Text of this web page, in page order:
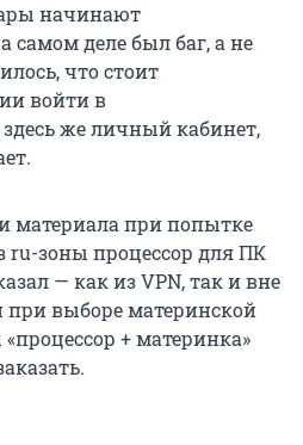
начинают
самом деле был баг, а не
что стоит
войти в
же личный кабинет,
материала при попытке
ru-зоны процессор для ПК
— как из VPN, так и вне
при выборе материнской
+ материнка»